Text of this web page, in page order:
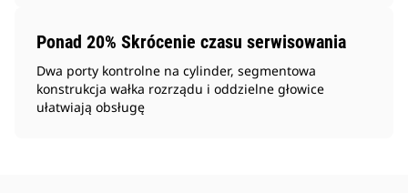
Ponad 20% Skrócenie czasu serwisowania
Dwa porty kontrolne na cylinder, segmentowa
konstrukcja wałka rozrządu i oddzielne głowice
ułatwiają obsługę